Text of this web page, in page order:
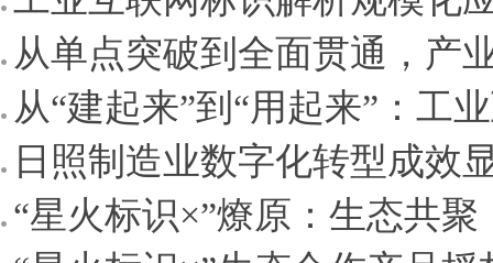
从单点突破到全面贯通，产
从“建起来”到“用起来”：工
日照制造业数字化转型成效
“星火标识×”燎原：生态共